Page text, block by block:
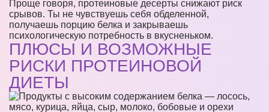
Проще говоря, протеиновые десерты снижают риск
срывов. Ты не чувствуешь себя обделенной,
получаешь порцию белка и закрываешь
психологическую потребность в вкусненьком.
ПЛЮСЫ И ВОЗМОЖНЫЕ
РИСКИ ПРОТЕИНОВОЙ
ДИЕТЫ